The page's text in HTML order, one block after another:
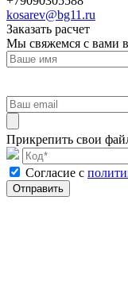
kosarev@bg11.ru
Заказать расчет
Мы свяжемся с вами
Прикрепить свои
Cогласие с
Отправить